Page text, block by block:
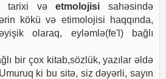
tarixi vəetmolojisi sahəsində
kökü və etimolojisi haqqında,
olaraq, eyləmlə(fe'l) bağlı
bir çox kitab,sözlük, yazılar əldə
ki bu sitə, siz dəyərli, sayın